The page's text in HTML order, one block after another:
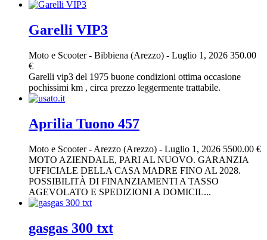
Garelli VIP3
Moto e Scooter- Bibbiena (Arezzo) - Luglio 1, 2026 350.00
€
Garelli vip3 del 1975 buone condizioni ottima occasione
pochissimi km , circa prezzo leggermente trattabile.
Aprilia Tuono 457
Moto e Scooter- Arezzo (Arezzo) - Luglio 1, 2026 5500.00 €
MOTO AZIENDALE, PARI AL NUOVO. GARANZIA
UFFICIALE DELLA CASA MADRE FINO AL 2028.
POSSIBILITÀ DI FINANZIAMENTI A TASSO
AGEVOLATO E SPEDIZIONI A DOMICIL...
gasgas 300 txt